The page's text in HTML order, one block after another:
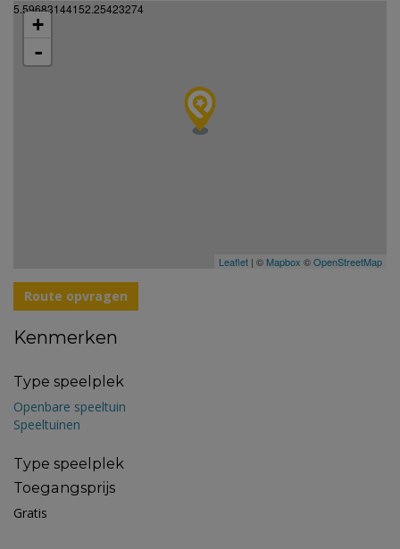
5.59683144152.25423274
+
-
Leaflet | © Mapbox ©OpenStreetMap
Route opvragen
Kenmerken
Type speelplek
Openbare speeltuin
Speeltuinen
Type speelplek
Toegangsprijs
Gratis